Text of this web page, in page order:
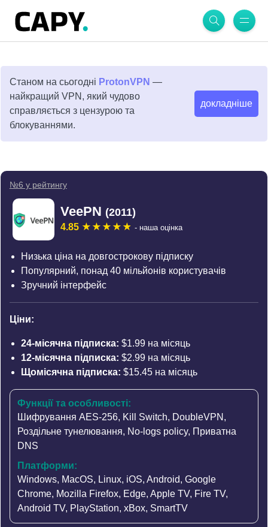
Станом на сьогодні ProtonVPN —
найкращий VPN, який чудово
справляється з цензурою та
блокуваннями.
докладніше
№6 у рейтингу
VeePN (2011)
4.85 - наша оцінка
Низька ціна на довгострокову підписку
Популярний, понад 40 мільйонів користувачів
Зручний інтерфейс
Ціни:
24-місячна підписка: $1.99 на місяць
12-місячна підписка: $2.99 на місяць
Щомісячна підписка: $15.45 на місяць
Функції та особливості:
Шифрування AES-256, Kill Switch, DoubleVPN ,
Роздільне тунелювання, No-logs policy, Приватна
DNS
Платформи:
Windows, MacOS, Linux, iOS, Android, Google
Chrome, Mozilla Firefox, Edge, Apple TV, Fire TV,
Android TV, PlayStation, xBox, SmartTV